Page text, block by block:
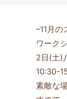
–11月の
ワーク
2日(土)
10:30-
素敵な